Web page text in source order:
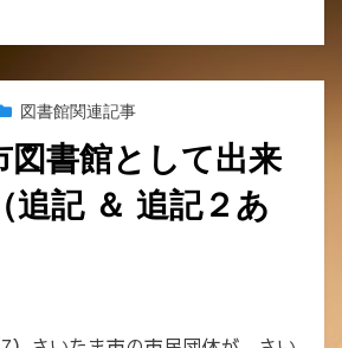
図書館関連記事
図書館として出来
追記 ＆ 追記２あ